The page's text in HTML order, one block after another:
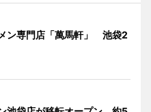
ン専門店「萬馬軒」 池袋2